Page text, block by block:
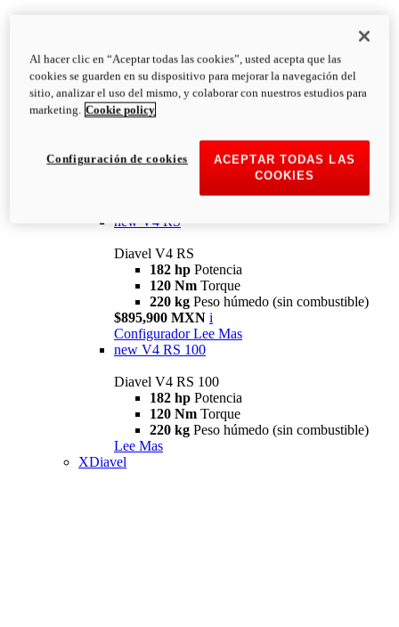
Diavel
V4
Diavel V4
126 NmTorque
223 kg
PESO HÚMEDO SIN
new V4 RS
Diavel V4 RS
182 hp Potencia
120 Nm Torque
220 kg Peso húmedo (sin combustible)
$895,900 MXN i
Configurador Lee Mas
new V4 RS 100
Diavel V4 RS 100
182 hp Potencia
120 Nm Torque
220 kg Peso húmedo (sin combustible)
Lee Mas
XDiavel
Al hacer clic en “Aceptar todas las cookies”, usted acepta que las
cookies se guarden en su dispositivo para mejorar la navegación del
sitio, analizar el uso del mismo, y colaborar con nuestros estudios para
marketing. Cookie policy
ACEPTAR TODAS LAS
COOKIES
Configuración de cookies